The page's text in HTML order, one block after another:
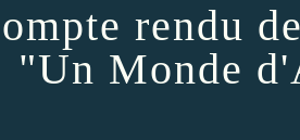
rendu
"Un Monde